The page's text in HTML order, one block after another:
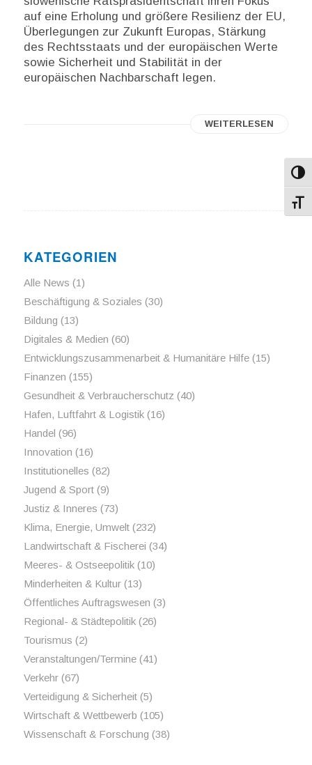
auf eine Erholung und größere Resilienz der EU,
Überlegungen zur Zukunft Europas, Stärkung
des Rechtsstaats und der europäischen Werte
sowie Sicherheit und Stabilität in der
europäischen Nachbarschaft legen.
WEITERLESEN
KATEGORIEN
Alle News (1)
Beschäftigung & Soziales (30)
Bildung (13)
Digitales & Medien (60)
Entwicklungszusammenarbeit & Humanitäre Hilfe(15)
Finanzen (155)
Gesundheit & Verbraucherschutz (40)
Hafen, Luftfahrt & Logistik(16)
Handel (96)
Innovation (16)
Institutionelles (82)
Jugend & Sport(9)
Justiz & Inneres (73)
Klima, Energie, Umwelt(232)
Landwirtschaft & Fischerei (34)
Meeres- & Ostseepolitik(10)
Minderheiten & Kultur(13)
Öffentliches Auftragswesen (3)
Regional- & Städtepolitik(26)
Tourismus (2)
Veranstaltungen/Termine(41)
Verkehr(67)
Verteidigung & Sicherheit(5)
Wirtschaft & Wettbewerb (105)
Wissenschaft & Forschung (38)